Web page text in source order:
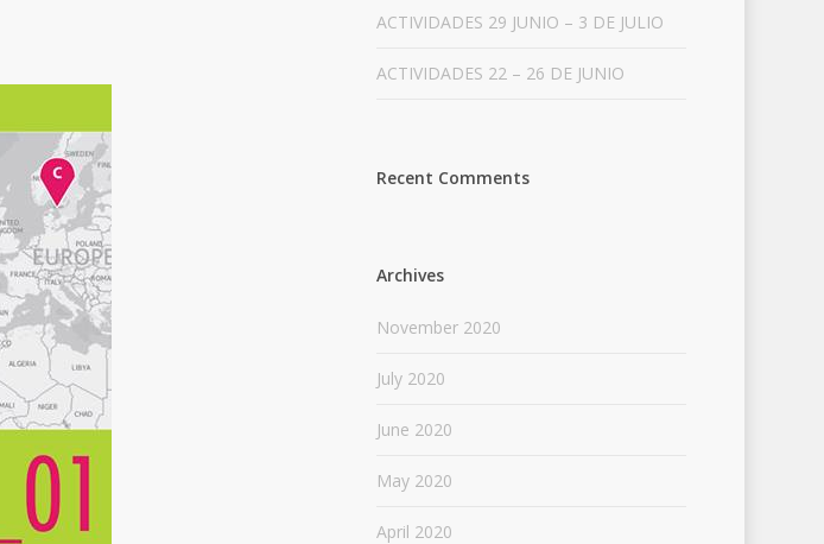
ACTIVIDADES 29 JUNIO – 3 DE JULIO
ACTIVIDADES 22 – 26 DE JUNIO
Recent Comments
Archives
November 2020
July 2020
June 2020
May 2020
April 2020